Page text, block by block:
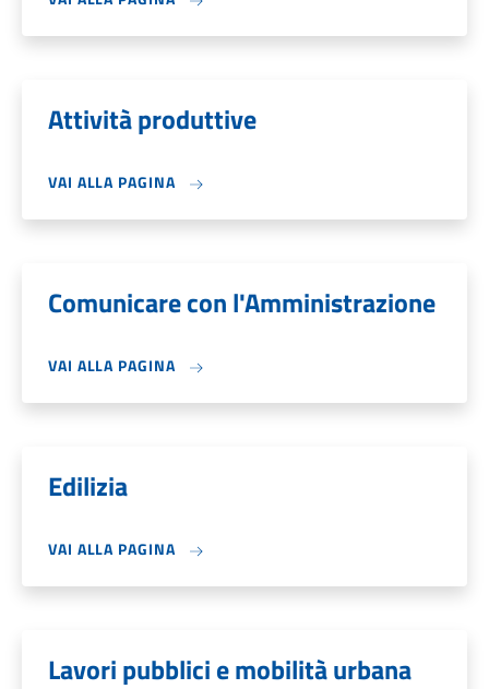
Attività produttive
VAI ALLA PAGINA
Comunicare con l'Amministrazione
VAI ALLA PAGINA
Edilizia
VAI ALLA PAGINA
Lavori pubblici e mobilità urbana